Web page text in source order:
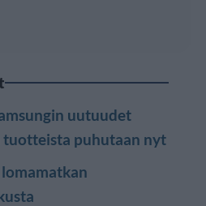
uutuudet
tuotteista puhutaan nyt